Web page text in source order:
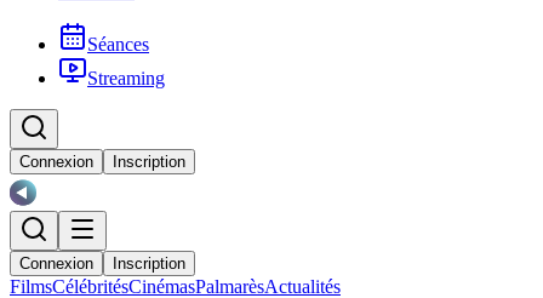
Séances
Streaming
Connexion Inscription
Connexion Inscription
FilmsCélébritésCinémasPalmarèsActualités